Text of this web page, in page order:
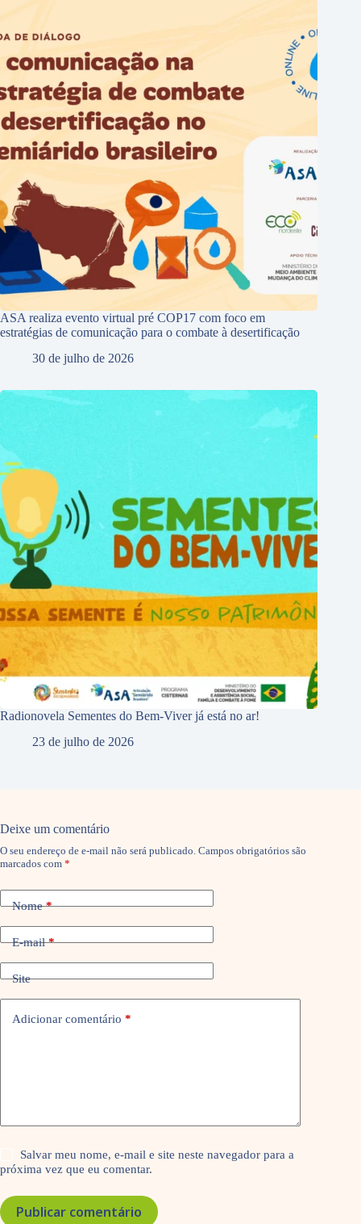
ASA realiza evento virtual pré COP17 com foco em
estratégias de comunicação para o combate à desertificação
30 de julho de 2026
Radionovela Sementes do Bem-Viver já está no ar!
23 de julho de 2026
Deixe um comentário
O seu endereço de e-mail não será publicado. Campos obrigatórios são
marcados com *
Nome*
E-mail*
Site
Adicionar comentário *
Salvar meu nome, e-mail e site neste navegador para a
próxima vez que eu comentar.
Publicar comentário